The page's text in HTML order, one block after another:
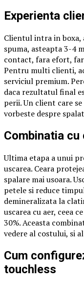
Experienta
Clientul intra in boxa,
spuma, asteapta 3-4
contact, fara efort,
Pentru multi clienti,
serviciul premium.
daca rezultatul final
perii. Un client care
vorbeste despre
Combinatia
Ultima etapa a unui
uscarea. Ceara
spalare mai usoara.
petele si reduce
demineralizata la
uscarea cu aer, ceea
30%. Aceasta
vedere al costului, si
Cum
touchless